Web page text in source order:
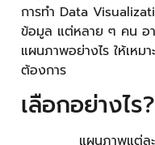
การทำ Data
ข้อมูล แต่หลาย ๆ คน อา
แผนภาพอย่างไร ให้เหม
ต้องการ
เลือกอย่างไร?